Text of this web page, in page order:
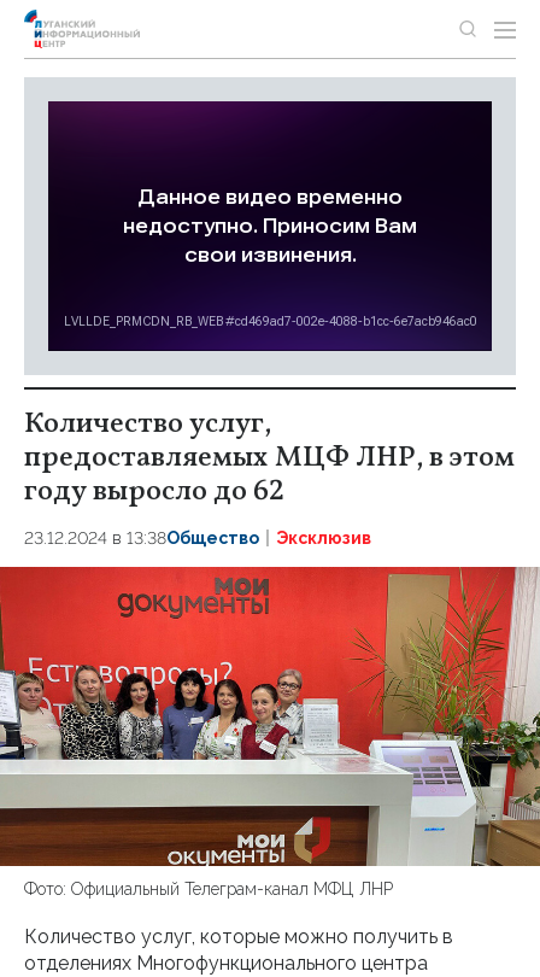
Количество услуг,
предоставляемых МЦФ ЛНР, в этом
году выросло до 62
23.12.2024 в 13:38Общество Эксклюзив
Фото: Официальный Телеграм-канал МФЦ ЛНР
Количество услуг, которые можно получить в
отделениях Многофункционального центра